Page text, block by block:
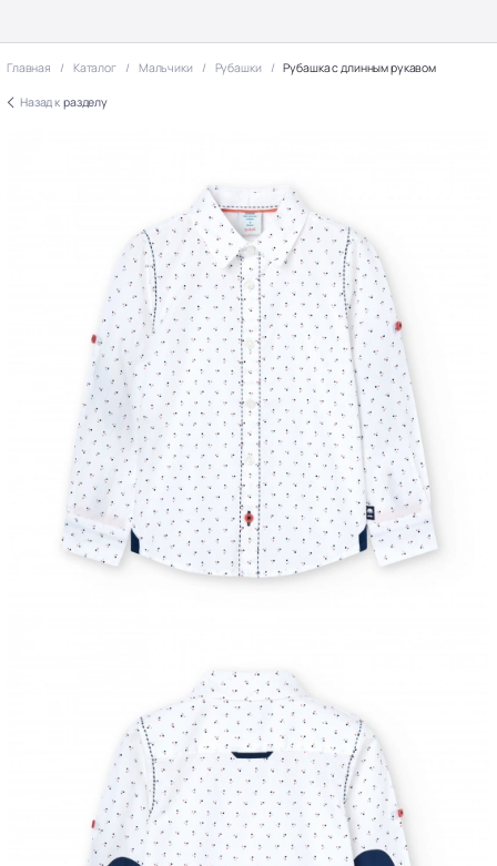
Главная Каталог Мальчики Рубашки Рубашка с длинным рукавом
Назад к разделу